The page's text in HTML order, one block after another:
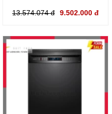
13.574.074 đ 9.502.000 đ